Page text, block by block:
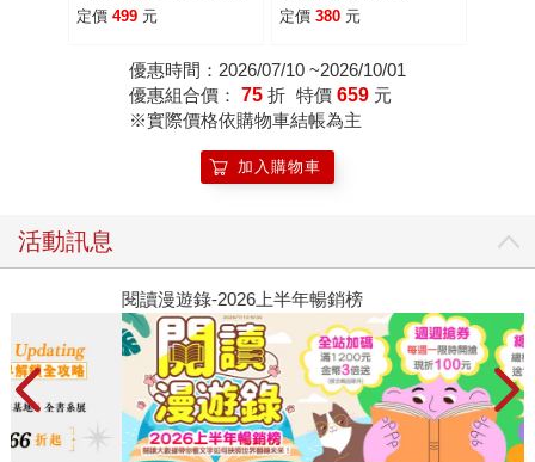
曆書卡+隨書贈送《我
本大綱別冊】
定價 499 元 定價 380 元
優惠時間：2026/07/10 ~2026/10/01
優惠組合價： 75 折 特價 659 元
※實際價格依購物車結帳為主
加入購物車
活動訊息
閱讀漫遊錄-2026上半年暢銷榜